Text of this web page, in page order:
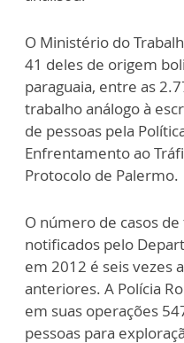
O Ministério do
41 deles de origem
paraguaia, entre as
trabalho análogo à
de pessoas pela
Enfrentamento ao
Protocolo de Palermo.
O número de casos
notificados pelo
em 2012 é seis vezes
anteriores. A Polícia
em suas operações
pessoas para